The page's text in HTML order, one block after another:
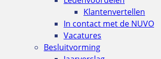
Klantenvertellen
In contact met de NUVO
Vacatures
Besluitvorming